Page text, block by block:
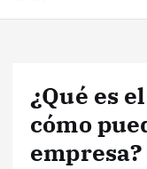
¿Qué es
cómo
empresa?